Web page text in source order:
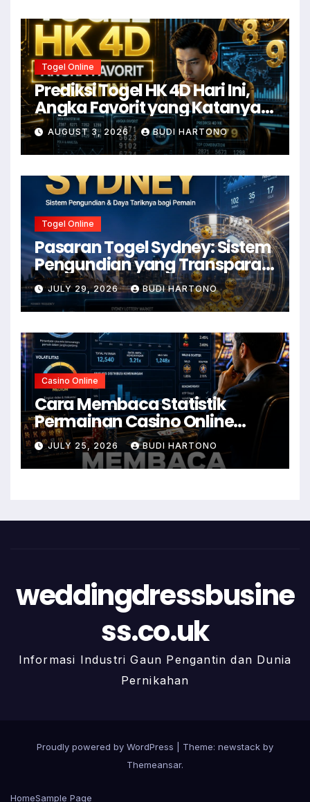
Togel Online
Prediksi Togel HK 4D Hari Ini,
Angka Favorit yang Katanya
Susah Move On
AUGUST 3, 2026 BUDI HARTONO
Togel Online
Pasaran Togel Sydney: Sistem
Pengundian yang Transparan
dan Daya Tariknya
JULY 29, 2026 BUDI HARTONO
Casino Online
Cara Membaca Statistik
Permainan Casino Online
dengan Lebih Mudah
JULY 25, 2026 BUDI HARTONO
weddingdressbusine
ss.co.uk
Informasi Industri Gaun Pengantin dan Dunia
Pernikahan
Proudly powered by WordPress
Theme: newstack by
Themeansar.
HomeSample Page